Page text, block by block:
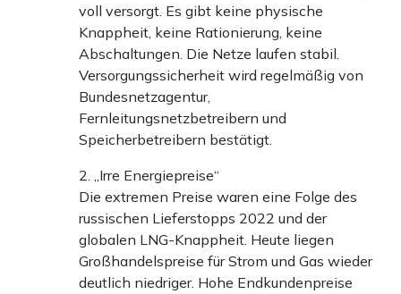
Apollo News unterstützen
Zahlungsoptionen: Pay
Pay
15 € 25 € 100 €
Weiter zum Zahlen
Bank-Überweisung
voll versorgt. Es gibt keine physische
Knappheit, keine Rationierung, keine
Abschaltungen. Die Netze laufen stabil.
Versorgungssicherheit wird regelmäßig von
Bundesnetzagentur,
Fernleitungsnetzbetreibern und
Speicherbetreibern bestätigt.
2. „Irre Energiepreise“
Die extremen Preise waren eine Folge des
russischen Lieferstopps 2022 und der
globalen LNG-Knappheit. Heute liegen
Großhandelspreise für Strom und Gas wieder
deutlich niedriger. Hohe Endkundenpreise